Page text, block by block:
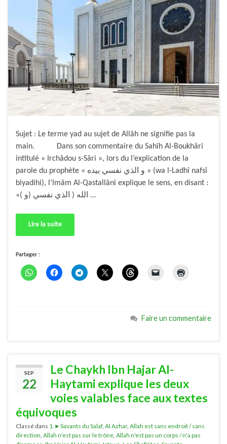
Sujet : Le terme yad au sujet de Allâh ne signifie pas la
main. Dans son commentaire du Sahîh Al-Boukhâri
intitulé « Irchâdou s-Sâri », lors du l’explication de la
parole du prophète « و الذي نفسي بيده » (wa l-Ladhî nafsî
biyadihi), l’Imâm Al-Qastallâni explique le sens, en disant :
«( و) الله ( الذي نفسي …
Lire la suite
Partager :
Faire un commentaire
SEP
22
Le Chaykh Ibn Hajar Al-
Haytami explique les deux
voies valables face aux textes
équivoques
Classé dans 1.►Savants du Salaf, Al Azhar, Allah est sans endroit / sans
direction, Allah n'est pas sur le trône, Allah n'est pas un corps / n'a pas